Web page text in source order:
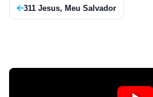
311 Jesus, Meu Salvador